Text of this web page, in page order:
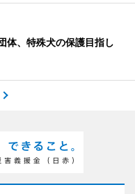
体、特殊犬の保護目指し